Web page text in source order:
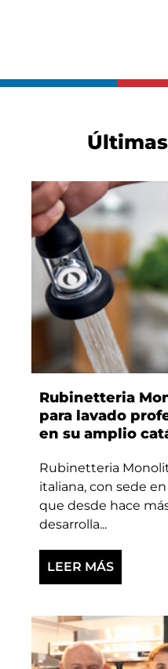
Rubinetteria
para lavado
en su amplio
Rubinetteria
italiana, con sede
que desde hace
desarrolla...
LEER MÁS